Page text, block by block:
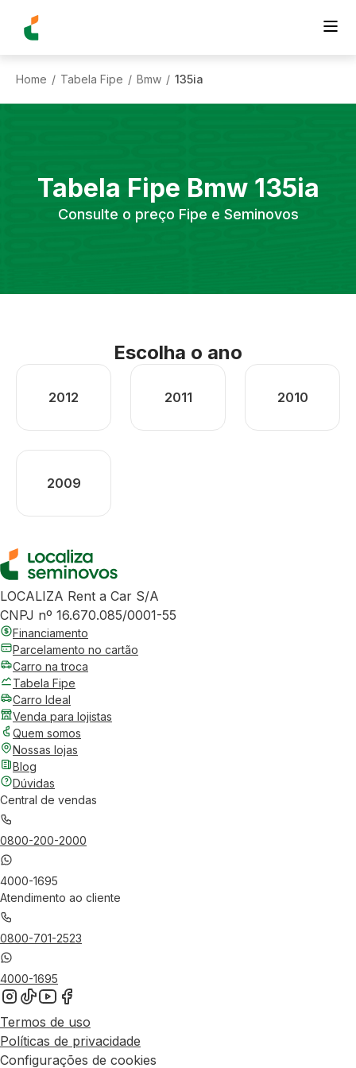
Home / Tabela Fipe / Bmw / 135ia
Tabela Fipe Bmw 135ia
Consulte o preço Fipe e Seminovos
Escolha o ano
2012 2011 2010
2009
LOCALIZA Rent a Car S/A
CNPJ nº 16.670.085/0001-55
Financiamento
Parcelamento no cartão
Carro na troca
Tabela Fipe
Carro Ideal
Venda para lojistas
Quem somos
Nossas lojas
Blog
Dúvidas
Central de vendas
0800-200-2000
4000-1695
Atendimento ao cliente
0800-701-2523
4000-1695
Termos de uso
Políticas de privacidade
Configurações de cookies